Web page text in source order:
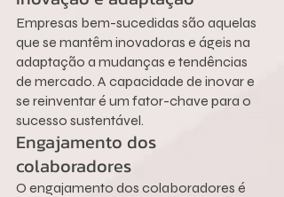
Empresas bem-sucedidas são aquelas
que se mantêm inovadoras e ágeis na
adaptação a mudanças e tendências
de mercado. A capacidade de inovar e
se reinventar é um fator-chave para o
sucesso sustentável.
Engajamento dos
colaboradores
O engajamento dos colaboradores é